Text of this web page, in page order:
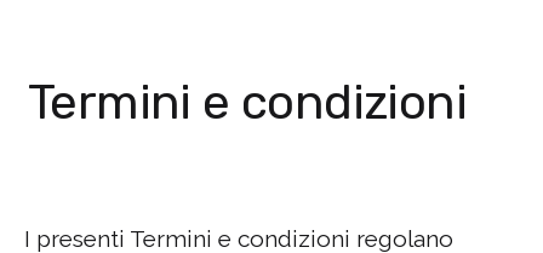
Termini e condizioni
I presenti Termini e condizioni regolano